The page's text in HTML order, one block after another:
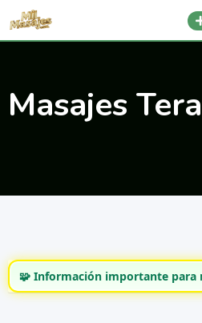
Saltar
Masajes
🧩 Información importante para